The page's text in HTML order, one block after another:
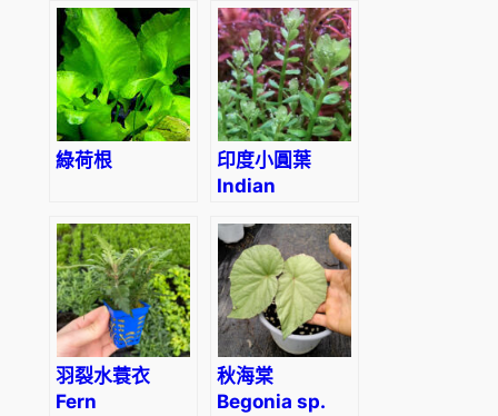
(Wall.) Planch
綠荷根
印度小圓葉
Indian
(Rotala
indica)
羽裂水蓑衣
Fern
秋海棠
Begonia sp.